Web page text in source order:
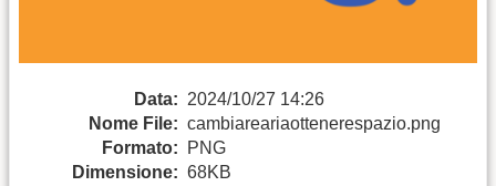
Data: 2024/10/27 14:26
Nome File: cambiareariaottenerespazio.png
Formato:
PNG
Dimensione: 68KB